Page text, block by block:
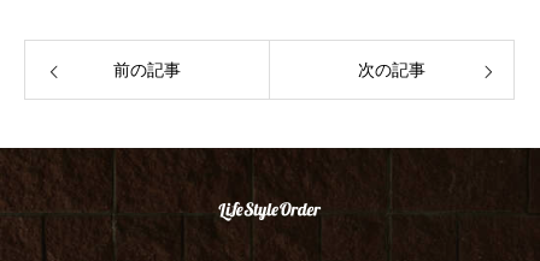
前の記事 次の記事